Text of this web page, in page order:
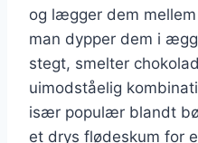
og lægger dem
man dypper dem i
stegt, smelter
uimodståelig
især populær blandt
et drys flødeskum for